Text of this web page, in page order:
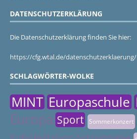
DATENSCHUTZERKLÄRUNG
Die Datenschutzerklärung finden Sie hier:
https://cfg.wtal.de/datenschutzerklaerung/
SCHLAGWÖRTER-WOLKE
MINT Europaschule
Europa Sport Sommerkonzert